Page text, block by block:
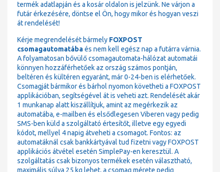
termék adatlapján és a kosár oldalon is jelzünk. Ne várjon a
futár érkezésére, döntse el Ön, hogy mikor és hogyan veszi
át rendelését!
Kérje megrendelését bármely FOXPOST
csomagautomatábaés nem kell egész nap a futárra várnia.
A folyamatosan bővülő csomagautomata-hálózat automatái
könnyen hozzáférhetőek az ország számos pontján,
beltéren és kültéren egyaránt, már 0-24-ben is elérhetőek.
Csomagját bármikor és bárhol nyomon követheti a FOXPOST
applikációban, segítségével át is veheti azt. Rendelését akár
1 munkanap alatt kiszállítjuk, amint az megérkezik az
automatába, e-mailben és elsődlegesen Viberen vagy pedig
SMS-ben küld a szolgáltató értesítőt, illetve egy egyedi
kódot, mellyel 4 napig átveheti a csomagot. Fontos: az
automatáknál csak bankkártyával tud fizetni vagy FOXPOST
applikációs átvétel esetén SimplePay-en keresztül. A
szolgáltatás csak bizonyos termékek esetén választható,
maximális súlya 25 kg lehet, a csomag mérete pedig